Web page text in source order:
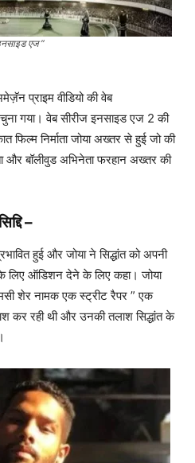
एज ”
प्राइम वीडियो की वेब
गया। वेब सीरीज इनसाइड एज 2 की
फिल्म निर्माता जोया अख्तर से हुई जो की
और बॉलीवुड अभिनेता फरहान अख्तर की
–
हुई और जोया ने सिद्धांत को अपनी
लिए ऑडिशन देने के लिए कहा। जोया
शेर नामक एक स्ट्रीट रैपर ” एक
कर रही थी और उनकी तलाश सिद्धांत के